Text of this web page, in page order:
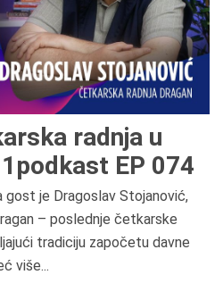
radnja u
EP 074
gost je Dragoslav Stojanović,
– poslednje četkarske
tradiciju započetu davne
više...